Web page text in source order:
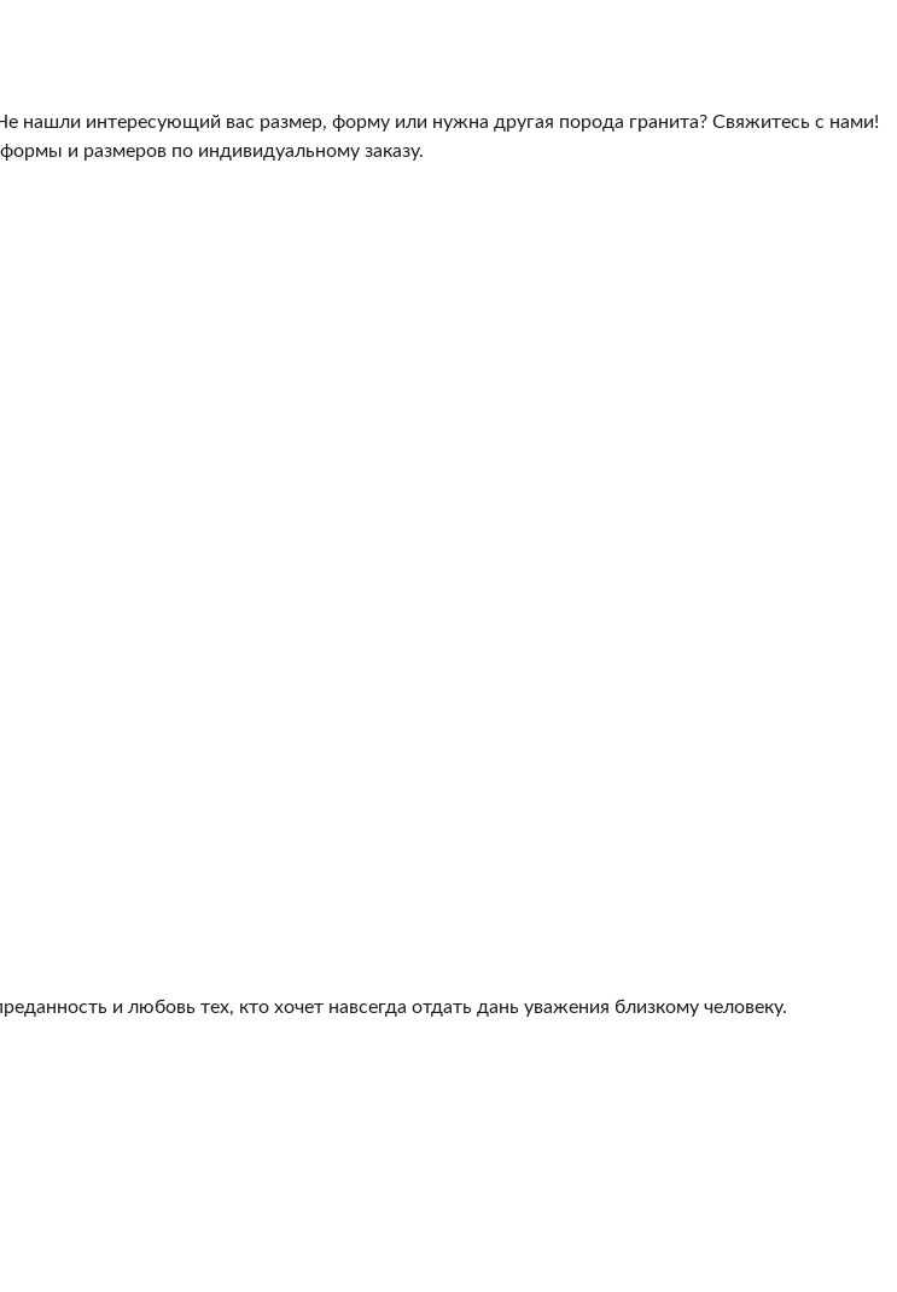
нашли интересующий вас размер, форму или нужна другая порода гранита? Свяжитесь с нами!
и размеров по индивидуальному заказу.
и любовь тех, кто хочет навсегда отдать дань уважения близкому человеку.